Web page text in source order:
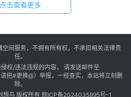
点击查看更多
间服务，不拥有所有权，不承担相关法律责
任。
权/违法违规的内容， 请发送邮件至
把#更换@）举报，一经查实，本站将立刻删
除。
想鸟 版权所有 皖ICP备2024035995号-1